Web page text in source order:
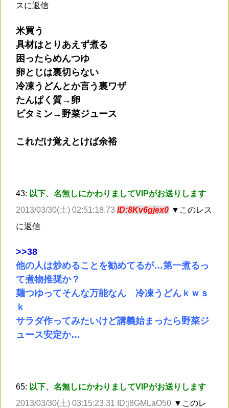
スに返信
米買う
具材はとりあえず煮る
困ったらめんつゆ
卵とじは裏切らない
冷凍うどんとか言う裏ワザ
たんぱく質→卵
ビタミン→野菜ジュース
これだけ覚えとけば余裕
43: 以下、名無しにかわりましてVIPがお送りします
2013/03/30(土) 02:51:18.73 ID:8Kv6gjex0 ▼このレス
に返信
>>38
他の人は炒めることを勧めてるが…第一煮るっ
て煮物推奨か？
麺つゆってそんな万能なん 冷凍うどんｋｗｓ
ｋ
サラダ作ってみたいけど講義始まったら野菜ジ
ュース安定か…
65: 以下、名無しにかわりましてVIPがお送りします
2013/03/30(土) 03:15:23.31 ID:j8GMLaO50 ▼このレ